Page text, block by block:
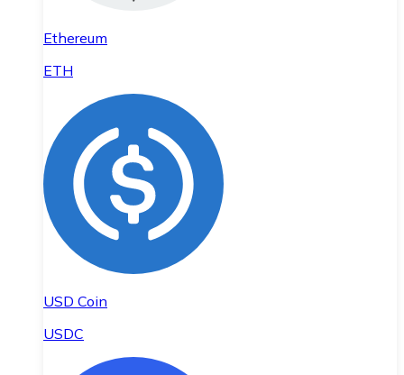
Ethereum
ETH
USD Coin
USDC